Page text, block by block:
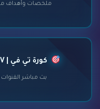
ملخصات وأهداف
كورة تي في | Koora TV - قنوات رياضية
بث مباشر القنوات